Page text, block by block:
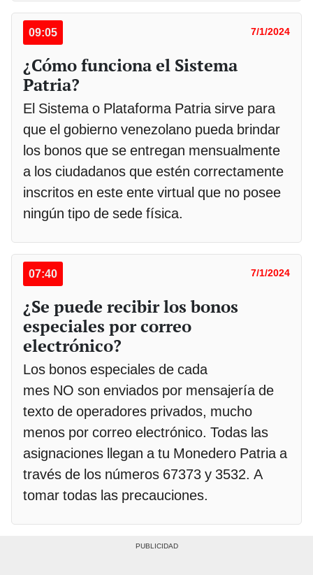
09:05 7/1/2024
¿Cómo funciona el Sistema
Patria?
El Sistema o Plataforma Patria sirve para
que el gobierno venezolano pueda brindar
los bonos que se entregan mensualmente
a los ciudadanos que estén correctamente
inscritos en este ente virtual que no posee
ningún tipo de sede física.
07:40 7/1/2024
¿Se puede recibir los bonos
especiales por correo
electrónico?
Los bonos especiales de cada
mes NO son enviados por mensajería de
texto de operadores privados, mucho
menos por correo electrónico. Todas las
asignaciones llegan a tu Monedero Patria a
través de los números 67373 y 3532. A
tomar todas las precauciones.